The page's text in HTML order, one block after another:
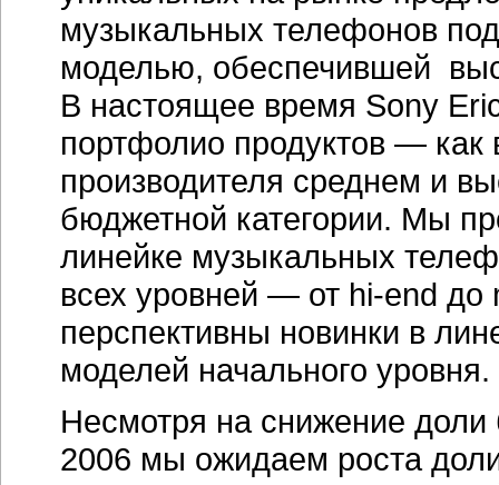
музыкальных телефонов
моделью, обеспечившей
В настоящее время Sony
портфолио продуктов — как
производителя среднем и
бюджетной категории. Мы
линейке музыкальных
всех уровней — от hi-end
перспективны новинки в
моделей начального уровня.
Несмотря на снижение
2006 мы ожидаем роста